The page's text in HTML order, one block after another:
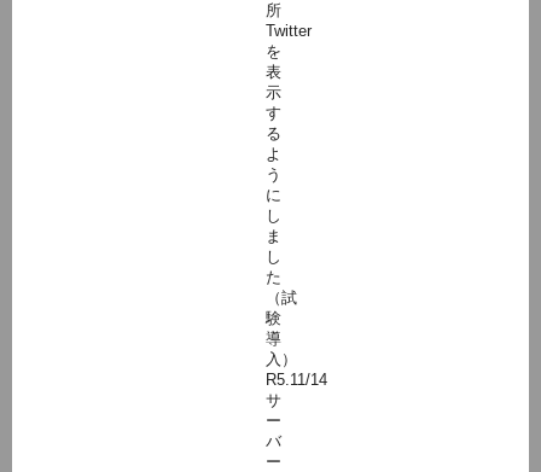
所
Twitter
を
表
示
す
る
よ
う
に
し
ま
し
た
（試
験
導
入）
R5.11/14
サ
ー
バ
ー